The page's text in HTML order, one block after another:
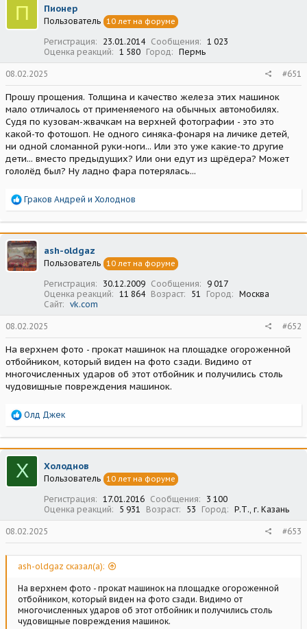
и
и
П Пионер
Пользователь 10 лет на форуме
Регистрация 23.01.2014 Сообщения
1 023
Оценка реакций
1 580 Город Пермь
08.02.2025 #651
Прошу прощения. Толщина и качество железа этих машинок
мало отличалось от применяемого на обычных автомобилях.
Судя по кузовам-жвачкам на верхней фотографии - это это
какой-то фотошоп. Не одного синяка-фонаря на личике детей,
ни одной сломанной руки-ноги... Или это уже какие-то другие
дети... вместо предыдущих? Или они едут из щрёдера? Может
гололёд был? Ну ладно фара потерялась...
Р
а
к
ц
и
и
Граков Андрей и Холоднов
ash-oldgaz
Пользователь 10 лет на форуме
Регистрация 30.12.2009 Сообщения
9 017
Оценка реакций
11 864 Возраст 51 Город
Москва
Сайт
vk.com
08.02.2025 #652
На верхнем фото - прокат машинок на площадке огороженной
отбойником, который виден на фото сзади. Видимо от
многочисленных ударов об этот отбойник и получились столь
чудовищные повреждения машинок.
Р
а
к
ц
и
и
Олд Джек
Х Холоднов
Пользователь 10 лет на форуме
Регистрация 17.01.2016 Сообщения
3 100
Оценка реакций
5 931 Возраст 53 Город Р.Т., г. Казань
08.02.2025 #653
ash-oldgaz сказал(а):
На верхнем фото - прокат машинок на площадке огороженной
отбойником, который виден на фото сзади. Видимо от
многочисленных ударов об этот отбойник и получились столь
чудовищные повреждения машинок.